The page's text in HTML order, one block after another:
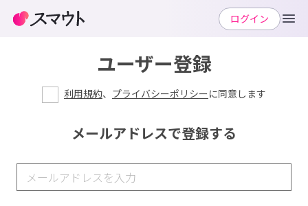
ユーザー登録
利用規約、 プライバシーポリシーに同意します
メールアドレスで登録する
ログイン